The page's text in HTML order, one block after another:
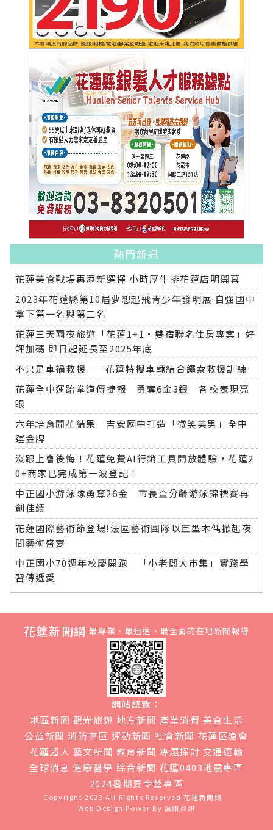
熱門新訊
花蓮美食戰場再添新選擇 小時厚牛排花蓮店明開幕
2023年花蓮縣第10屆夢想起飛青少年發明展 自強國中
拿下第一名與第二名
花蓮三天兩夜旅遊「花蓮1+1‧雙宿聯名住房專案」好
評加碼 即日起延長至2025年底
不只是車禍救援——花蓮特搜車輛結合繩索救援訓練
花蓮全中運跆拳道傳捷報 勇奪6金3銀 各校表現亮
眼
六年培育開花結果 吉安國中打造「微笑美男」全中
運金牌
沒跟上會後悔！花蓮免費AI行銷工具開放體驗，花蓮2
0+商家已完成第一波登記！
中正國小游泳隊勇奪26金 市長盃分齡游泳錦標賽再
創佳績
花蓮國際藝術節登場!法國藝術團隊以巨型木偶掀起夜
間藝術盛宴
中正國小70週年校慶開跑 「小老闆大市集」實踐學
習傳遞愛
花蓮新聞網 最專業、最迅速、最全面的在地新聞報導
網站總覽：
地區新聞 觀光旅遊 地方新聞 產業消費 美食生活
公益新聞 消防專區 運動新聞 社會新聞 花蓮區漁會
花蓮超人 藝文新聞 教育新聞 專題探討 交通運輸
全球消息 健康醫學 綜合新聞 花蓮0403地震專區
2024暑期夏令營專區
Copyright 2023 All Rights Reserved花蓮新聞網
Web Design Power By 誠翊資訊